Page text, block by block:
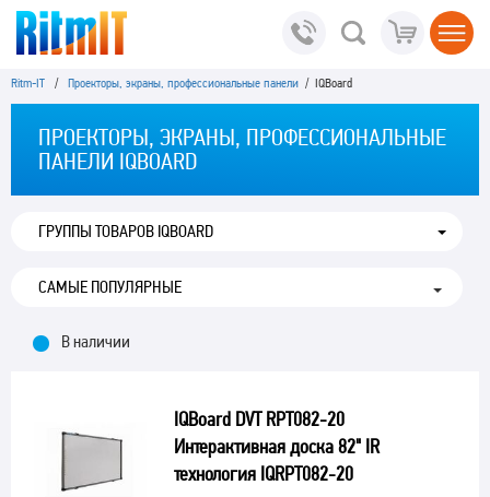
Ritm-IT / Проекторы, экраны, профессиональные панели / IQBoard
ПРОЕКТОРЫ, ЭКРАНЫ, ПРОФЕССИОНАЛЬНЫЕ
ПАНЕЛИ IQBOARD
ГРУППЫ ТОВАРОВ IQBOARD
В наличии
IQBoard DVT RPT082-20
Интерактивная доска 82" IR
технология IQRPT082-20